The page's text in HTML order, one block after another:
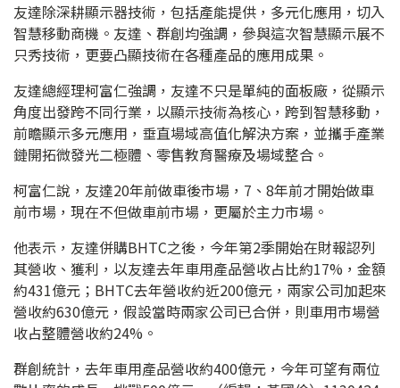
友達除深耕顯示器技術，包括產能提供，多元化應用，切入
智慧移動商機。友達、群創均強調，參與這次智慧顯示展不
只秀技術，更要凸顯技術在各種產品的應用成果。
友達總經理柯富仁強調，友達不只是單純的面板廠，從顯示
角度出發跨不同行業，以顯示技術為核心，跨到智慧移動，
前瞻顯示多元應用，垂直場域高值化解決方案，並攜手產業
鏈開拓微發光二極體、零售教育醫療及場域整合。
柯富仁說，友達20年前做車後市場，7、8年前才開始做車
前市場，現在不但做車前市場，更屬於主力市場。
他表示，友達併購BHTC之後，今年第2季開始在財報認列
其營收、獲利，以友達去年車用產品營收占比約17%，金額
約431億元；BHTC去年營收約近200億元，兩家公司加起來
營收約630億元，假設當時兩家公司已合併，則車用市場營
收占整體營收約24%。
群創統計，去年車用產品營收約400億元，今年可望有兩位